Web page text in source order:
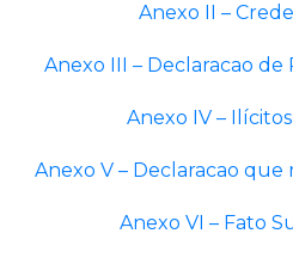
Anexo II –
Anexo III – Declaracao
Anexo IV –
Anexo V – Declaracao que
Anexo VI – Fato